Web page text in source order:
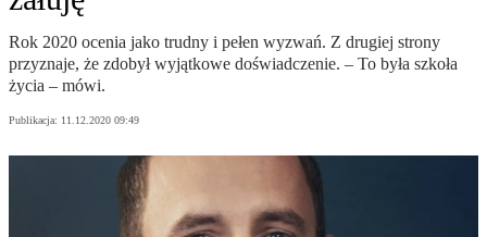
Rok 2020 ocenia jako trudny i pełen wyzwań. Z drugiej strony
przyznaje, że zdobył wyjątkowe doświadczenie. – To była szkoła
życia – mówi.
Publikacja: 11.12.2020 09:49